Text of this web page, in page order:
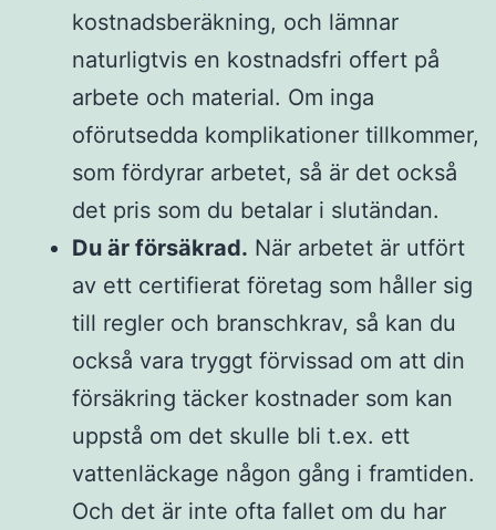
kostnadsberäkning, och lämnar
naturligtvis en kostnadsfri offert på
arbete och material. Om inga
oförutsedda komplikationer tillkommer,
som fördyrar arbetet, så är det också
det pris som du betalar i slutändan.
Du är försäkrad. När arbetet är utfört
av ett certifierat företag som håller sig
till regler och branschkrav, så kan du
också vara tryggt förvissad om att din
försäkring täcker kostnader som kan
uppstå om det skulle bli t.ex. ett
vattenläckage någon gång i framtiden.
Och det är inte ofta fallet om du har